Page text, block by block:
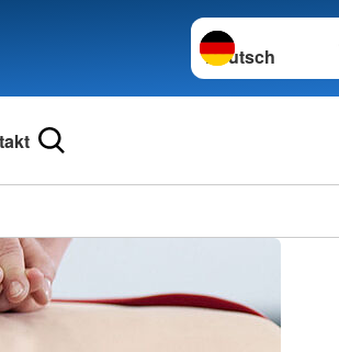
Sprache wechseln